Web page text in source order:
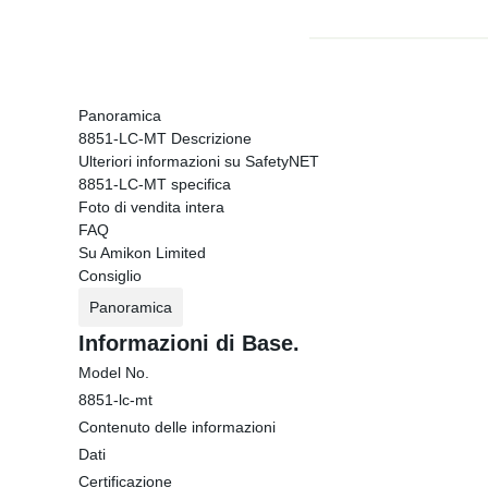
Panoramica
8851-LC-MT Descrizione
Ulteriori informazioni su SafetyNET
8851-LC-MT specifica
Foto di vendita intera
FAQ
Su Amikon Limited
Consiglio
Panoramica
Informazioni di Base.
Model No.
8851-lc-mt
Contenuto delle informazioni
Dati
Certificazione